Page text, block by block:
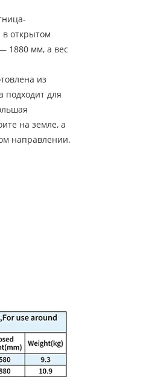
открытом
1880 мм, а вес
из
подходит для
на земле, а
направлении.